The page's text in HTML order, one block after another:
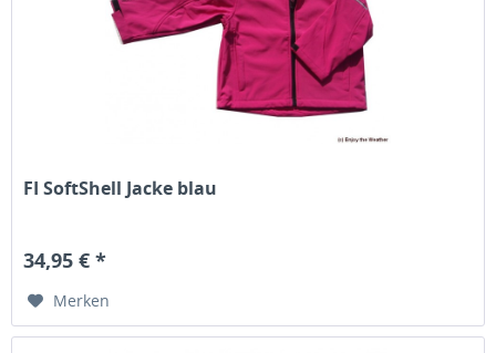
FI SoftShell Jacke blau
34,95 € *
Merken